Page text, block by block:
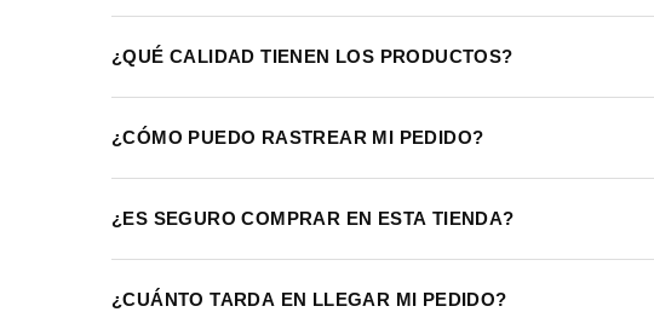
¿QUÉ CALIDAD TIENEN LOS PRODUCTOS?
¿CÓMO PUEDO RASTREAR MI PEDIDO?
¿ES SEGURO COMPRAR EN ESTA TIENDA?
¿CUÁNTO TARDA EN LLEGAR MI PEDIDO?